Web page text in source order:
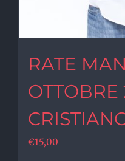
RATE
OTTOBRE
€15,00